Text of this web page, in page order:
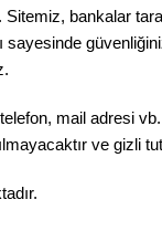
bankalar
sayesinde
mail adresi
ve gizli